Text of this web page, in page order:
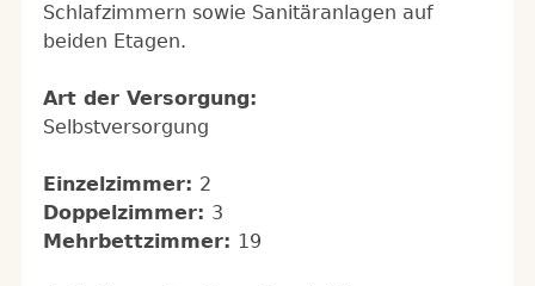
Schlafzimmern sowie Sanitäranlagen auf
beiden Etagen.
Art der Versorgung:
Selbstversorgung
Einzelzimmer: 2
Doppelzimmer: 3
Mehrbettzimmer: 19